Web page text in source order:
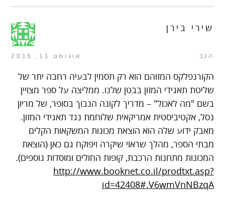
הגב אוגוסט 11, 2016
שירי בירן
הקורנפלקס המזוהם הוא רק תסמין לבעיה רחבה יתר של
שליטת תאגידי המזון בבטן שלנו. ממליצה על ספר מצויין
בשם "מה לאכול" – מדריך לקונה הנבוך בסופר, של מריון
נסל, אקטיביסטית אמריקאית שלוחמת נגד תאגידי המזון.
מאבק ידוע שלה הוא הוצאת מכונות המשקאות הקלים
מבתי הספר, מהלך שראוי שיקרה ויפוקח גם כאן (הוצאת
המכונות מתחנות הרכבת, קופות החולים ומוסדות נוספים).
http://www.booknet.co.il/prodtxt.asp?
id=42408#.V6wmVnNBzqA